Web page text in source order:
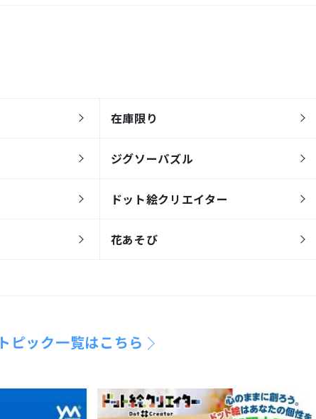
在庫限り
ジグソーパズル
ドット絵クリエイター
花あそび
トピック一覧はこちら